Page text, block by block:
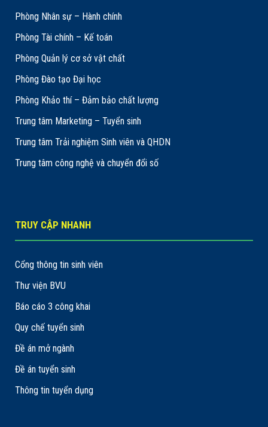
Phòng Nhân sự – Hành chính
Phòng Tài chính – Kế toán
Phòng Quản lý cơ sở vật chất
Phòng Đào tạo Đại học
Phòng Khảo thí – Đảm bảo chất lượng
Trung tâm Marketing – Tuyển sinh
Trung tâm Trải nghiệm Sinh viên và QHDN
Trung tâm công nghệ và chuyển đổi số
TRUY CẬP NHANH
Cổng thông tin sinh viên
Thư viện BVU
Báo cáo 3 công khai
Quy chế tuyển sinh
Đề án mở ngành
Đề án tuyển sinh
Thông tin tuyển dụng